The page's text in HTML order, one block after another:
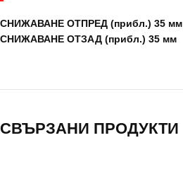
СНИЖАВАНЕ ОТПРЕД (прибл.) 35 мм
СНИЖАВАНЕ ОТЗАД (прибл.) 35 мм
СВЪРЗАНИ ПРОДУКТИ